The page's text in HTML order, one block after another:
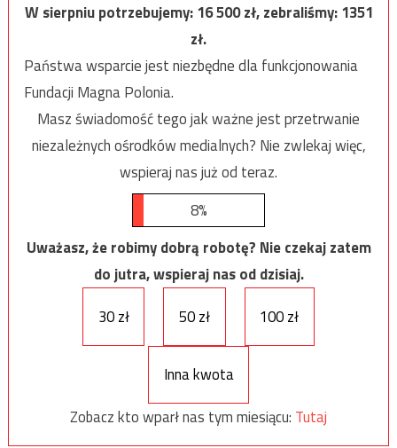
W sierpniu potrzebujemy:16 500zł, zebraliśmy:1351
zł.
Państwa wsparcie jest niezbędne dla funkcjonowania
Fundacji Magna Polonia.
Masz świadomość tego jak ważne jest przetrwanie
niezależnych ośrodków medialnych? Nie zwlekaj więc,
wspieraj nas już od teraz.
8%
Uważasz, że robimy dobrą robotę? Nie czekaj zatem
do jutra, wspieraj nas od dzisiaj.
30 zł
50 zł 100 zł
Inna kwota
Zobacz kto wparł nas tym miesiącu: Tutaj